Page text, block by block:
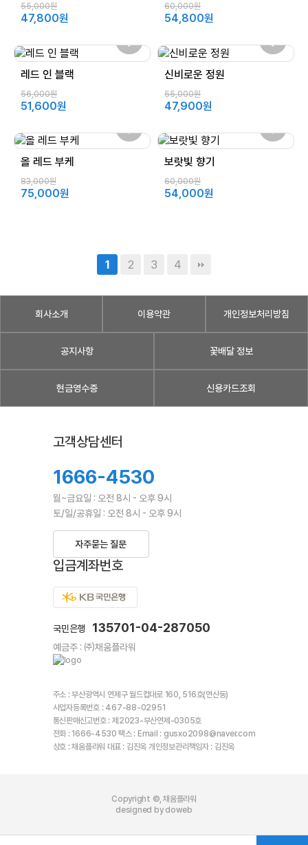
55,000원
47,800원
60,000원
54,800원
레드 인 블랙
56,000원
51,600원
신비로운 정원
55,000원
47,900원
올 레드 부케
83,000원
75,000원
보랏빛 향기
60,000원
54,000원
1 2 3 4
회사소개 이용약관 개인정보처리방침
공지사항 꽃배달 정보
현금영수증 신용카드조회
고객상담센터
1666-4530
월~금요일 : 오전 8시 - 오후 9시
토/일/공휴일 : 오전 8시 - 오후 9시
자주묻는 질문
입금계좌번호
국민은행 135701-04-287050
예금주 : ㈜채움플라워
주소 : 부산광역시 연제구 월드컵대로 160, 516호(연산동)
사업자등록번호 : 467-88-02951
통신판매신고번호 : 제2023-부산연제-0305호
전화 : 1666-4530 팩스 : Email : gusxo2098@naver.com
상호 : 채움플라워 대표 : 김진옥 개인정보관리책임자 : 김진옥
Copyright ©, 채움플라워
designed by doweb